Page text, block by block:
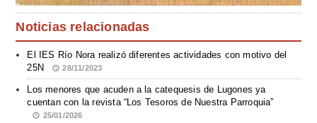
Noticias relacionadas
El IES Río Nora realizó diferentes actividades con motivo del
25N
28/11/2023
Los menores que acuden a la catequesis de Lugones ya
cuentan con la revista “Los Tesoros de Nuestra Parroquia”
25/01/2026